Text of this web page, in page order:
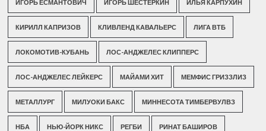
ИГОРЬ ЕСМАНТОВИЧ ИГОРЬ ШЕСТЕРКИН ИЛЬЯ КАРПУХИН
КИРИЛЛ КАПРИЗОВ КЛИВЛЕНД КАВАЛЬЕРС ЛИГА ВТБ
ЛОКОМОТИВ-КУБАНЬ ЛОС-АНДЖЕЛЕС КЛИППЕРС
ЛОС-АНДЖЕЛЕС ЛЕЙКЕРС МАЙАМИ ХИТ МЕМФИС ГРИЗЗЛИЗ
МЕТАЛЛУРГ МИЛУОКИ БАКС МИННЕСОТА ТИМБЕРВУЛВЗ
НБА НЬЮ-ЙОРК НИКС РЕГБИ РИНАТ БАШИРОВ